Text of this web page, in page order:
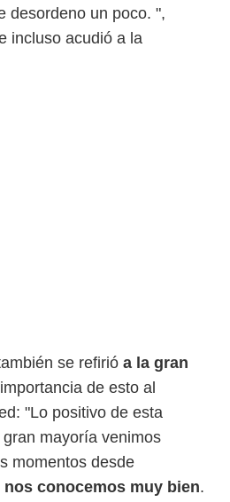
desordeno un poco. ",
incluso acudió a la
se refirió a la gran
de esto al
"Lo positivo de esta
mayoría venimos
momentos desde
nos conocemos muy bien.